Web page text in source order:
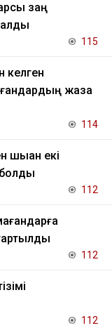
заң
115
келген
жаза
114
екі
болды
112
112
112